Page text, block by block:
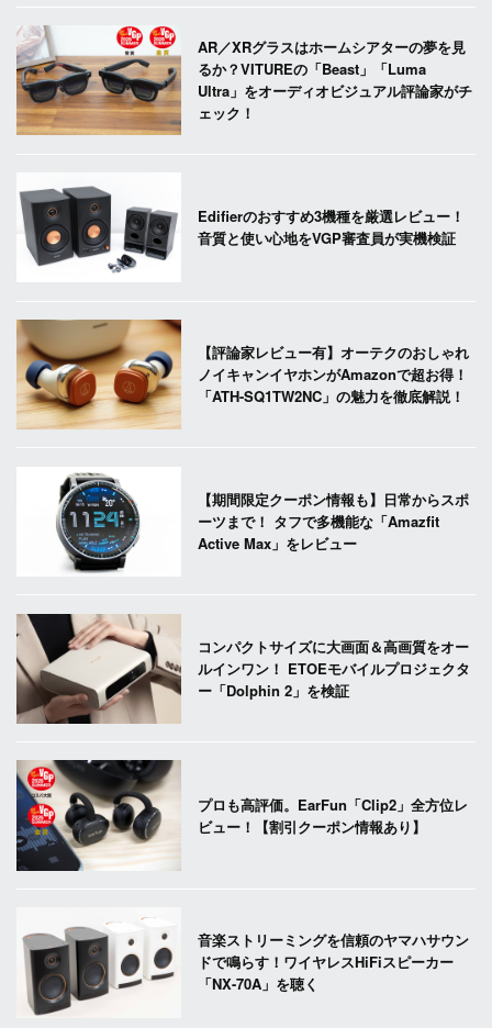
AR／XRグラスはホームシアターの夢を見
るか？VITUREの「Beast」「Luma
Ultra」をオーディオビジュアル評論家がチ
ェック！
Edifierのおすすめ3機種を厳選レビュー！
音質と使い心地をVGP審査員が実機検証
【評論家レビュー有】オーテクのおしゃれ
ノイキャンイヤホンがAmazonで超お得！
「ATH-SQ1TW2NC」の魅力を徹底解説！
【期間限定クーポン情報も】日常からスポ
ーツまで！ タフで多機能な「Amazfit
Active Max」をレビュー
コンパクトサイズに大画面＆高画質をオー
ルインワン！ ETOEモバイルプロジェクタ
ー「Dolphin 2」を検証
プロも高評価。EarFun「Clip2」全方位レ
ビュー！【割引クーポン情報あり】
音楽ストリーミングを信頼のヤマハサウン
ドで鳴らす！ワイヤレスHiFiスピーカー
「NX-70A」を聴く